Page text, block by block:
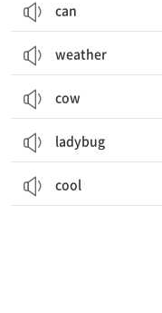
can
weather
cow
ladybug
cool